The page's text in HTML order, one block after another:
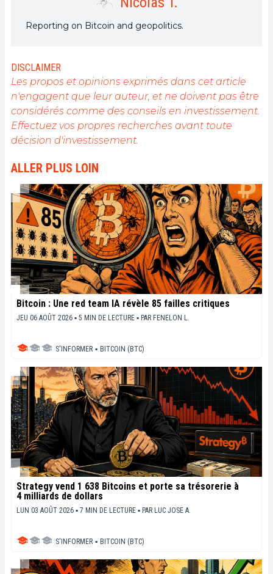
Reporting on Bitcoin and geopolitics.
DISCLAIMER
Les propos et opinions exprimés dans cet article
n'engagent que leur auteur, et ne doivent pas être
considérés comme des conseils en investissement.
Effectuez vos propres recherches avant toute
décision d'investissement.
ALLER PLUS LOIN
Bitcoin : Une red team IA révèle 85 failles critiques
JEU 06 AOÛT 2026 ▪ 5 MIN DE LECTURE ▪ PAR FENELON L.
S'INFORMER ▪ BITCOIN (BTC)
Strategy vend 1 638 Bitcoins et porte sa trésorerie à
4 milliards de dollars
LUN 03 AOÛT 2026 ▪ 7 MIN DE LECTURE ▪ PAR LUC JOSE A.
S'INFORMER ▪ BITCOIN (BTC)